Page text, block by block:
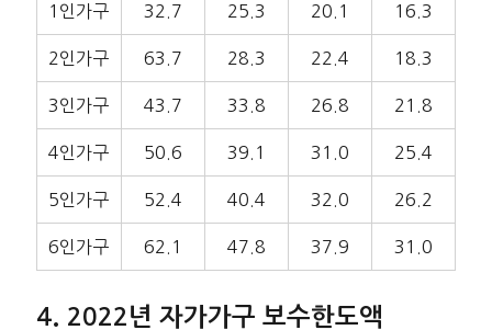
1인가구 32.7 25.3 20.1 16.3
2인가구 63.7 28.3 22.4 18.3
3인가구 43.7 33.8 26.8 21.8
4인가구 50.6 39.1 31.0 25.4
5인가구 52.4 40.4 32.0 26.2
6인가구 62.1 47.8 37.9 31.0
2022년 자가가구 보수한도액